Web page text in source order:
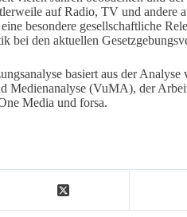
auf Radio, TV und andere
besondere gesellschaftliche
bei den aktuellen
basiert aus der
Medienanalyse (VuMA), der
Media und forsa.